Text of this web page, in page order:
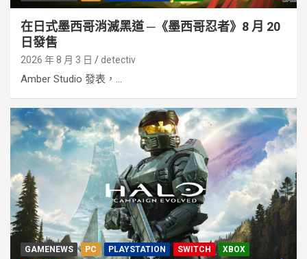
在日式墨西哥消滅黑道 ─《墨西哥忍者》8 月 20
日發售
2026 年 8 月 3 日 detectiv
Amber Studio 發表，...
GAMENEWS PC PLAYSTATION SWITCH
XBOX